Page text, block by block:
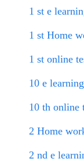
1 st e
1 st Home
1 st online
10 e
10 th online
2 Home
2 nd e